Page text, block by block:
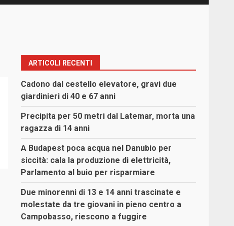
ARTICOLI RECENTI
Cadono dal cestello elevatore, gravi due
giardinieri di 40 e 67 anni
Precipita per 50 metri dal Latemar, morta una
ragazza di 14 anni
A Budapest poca acqua nel Danubio per
siccità: cala la produzione di elettricità,
Parlamento al buio per risparmiare
Due minorenni di 13 e 14 anni trascinate e
molestate da tre giovani in pieno centro a
Campobasso, riescono a fuggire